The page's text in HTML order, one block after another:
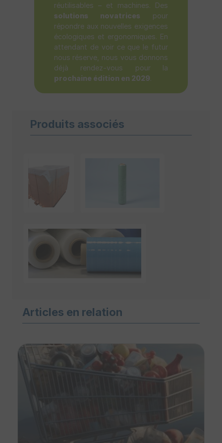
réutilisables – et machines. Des
solutions novatrices pour
répondre aux nouvelles exigences
écologiques et ergonomiques. En
attendant de voir ce que le futur
nous réserve, nous vous donnons
déjà rendez-vous pour la
prochaine édition en 2029.
Produits associés
Articles en relation